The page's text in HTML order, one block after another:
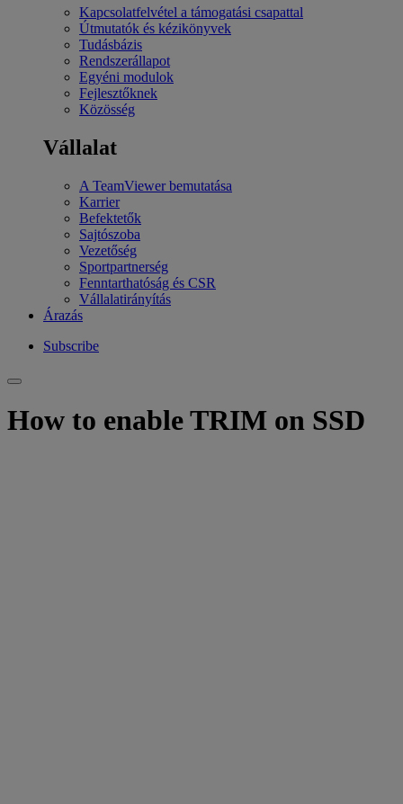
Kapcsolatfelvétel a támogatási csapattal
Útmutatók és kézikönyvek
Tudásbázis
Rendszerállapot
Egyéni modulok
Fejlesztőknek
Közösség
Vállalat
A TeamViewer bemutatása
Karrier
Befektetők
Sajtószoba
Vezetőség
Sportpartnerség
Fenntarthatóság és CSR
Vállalatirányítás
Árazás
Subscribe
How to enable TRIM on SSD